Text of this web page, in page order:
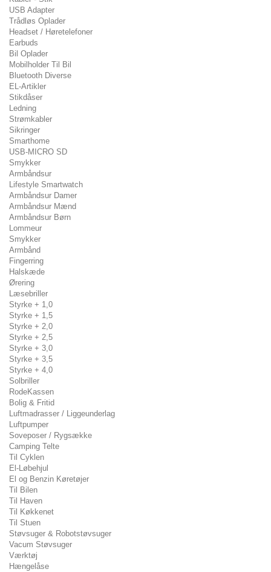
USB Adapter
Trådløs Oplader
Headset / Høretelefoner
Earbuds
Bil Oplader
Mobilholder Til Bil
Bluetooth Diverse
EL-Artikler
Stikdåser
Ledning
Strømkabler
Sikringer
Smarthome
USB-MICRO SD
Smykker
Armbåndsur
Lifestyle Smartwatch
Armbåndsur Damer
Armbåndsur Mænd
Armbåndsur Børn
Lommeur
Smykker
Armbånd
Fingerring
Halskæde
Ørering
Læsebriller
Styrke + 1,0
Styrke + 1,5
Styrke + 2,0
Styrke + 2,5
Styrke + 3,0
Styrke + 3,5
Styrke + 4,0
Solbriller
RodeKassen
Bolig & Fritid
Luftmadrasser / Liggeunderlag
Luftpumper
Soveposer / Rygsække
Camping Telte
Til Cyklen
El-Løbehjul
El og Benzin Køretøjer
Til Bilen
Til Haven
Til Køkkenet
Til Stuen
Støvsuger & Robotstøvsuger
Vacum Støvsuger
Værktøj
Hængelåse